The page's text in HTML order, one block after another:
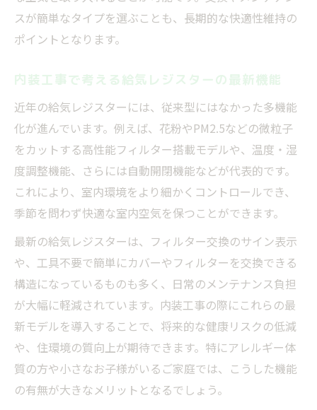
スが簡単なタイプを選ぶことも、長期的な快適性維持の
ポイントとなります。
内装工事で考える給気レジスターの最新機能
近年の給気レジスターには、従来型にはなかった多機能
化が進んでいます。例えば、花粉やPM2.5などの微粒子
をカットする高性能フィルター搭載モデルや、温度・湿
度調整機能、さらには自動開閉機能などが代表的です。
これにより、室内環境をより細かくコントロールでき、
季節を問わず快適な室内空気を保つことができます。
最新の給気レジスターは、フィルター交換のサイン表示
や、工具不要で簡単にカバーやフィルターを交換できる
構造になっているものも多く、日常のメンテナンス負担
が大幅に軽減されています。内装工事の際にこれらの最
新モデルを導入することで、将来的な健康リスクの低減
や、住環境の質向上が期待できます。特にアレルギー体
質の方や小さなお子様がいるご家庭では、こうした機能
の有無が大きなメリットとなるでしょう。